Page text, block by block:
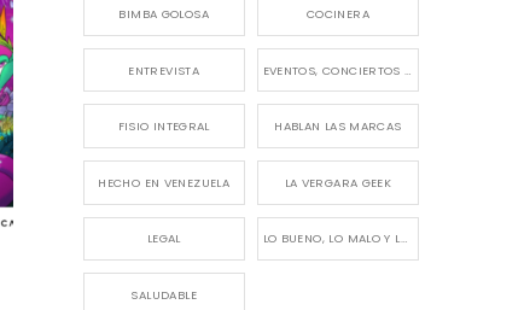
BIMBA GOLOSA COCINERA
ENTREVISTA
FISIO INTEGRAL HABLAN LAS MARCAS
HECHO EN VENEZUELA LA VERGARA GEEK
LEGAL LO BUENO, LO MALO Y LO FEO
SALUDABLE